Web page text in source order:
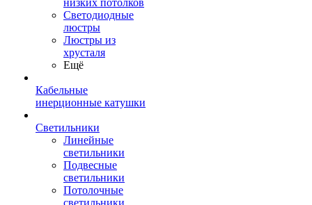
низких потолков
Cветодиодные
люстры
Люстры из
хрусталя
Ещё
Кабельные
инерционные катушки
Светильники
Линейные
светильники
Подвесные
светильники
Потолочные
светильники